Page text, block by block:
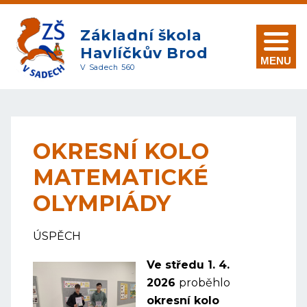
Základní škola
Havlíčkův Brod
V Sadech 560
MENU
OKRESNÍ KOLO
MATEMATICKÉ
OLYMPIÁDY
ÚSPĚCH
Ve středu 1. 4.
2026 proběhlo
okresní kolo